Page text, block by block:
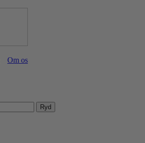
Om os
Ryd